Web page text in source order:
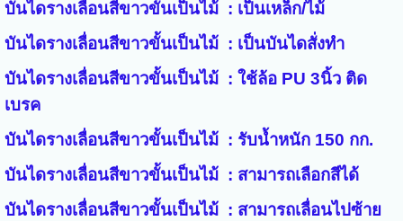
บันไดรางเลื่อนสีขาวขั้นเป็นไม้ : เป็นเหล็ก/ไม้
บันไดรางเลื่อนสีขาวขั้นเป็นไม้ : เป็นบันไดสั่งทำ
บันไดรางเลื่อนสีขาวขั้นเป็นไม้ : ใช้ล้อ PU 3นิ้ว ติด
เบรค
บันไดรางเลื่อนสีขาวขั้นเป็นไม้ : รับน้ำหนัก 150 กก.
บันไดรางเลื่อนสีขาวขั้นเป็นไม้ : สามารถเลือกสีได้
บันไดรางเลื่อนสีขาวขั้นเป็นไม้ : สามารถเลื่อนไปซ้าย